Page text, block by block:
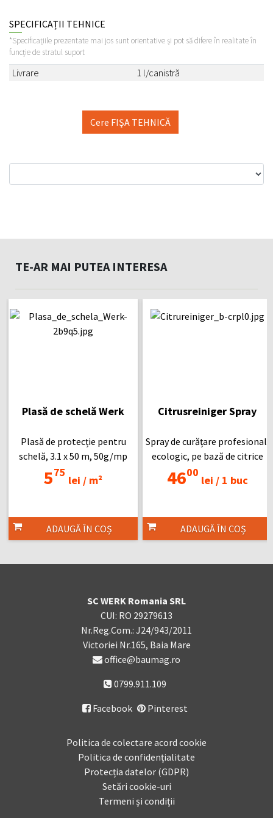
SPECIFICAȚII TEHNICE
*Specificațiile prezentate mai jos sunt orientative și pot să difere în realitate în
funcție de stratul suport
Livrare 1 l/canistră
Cere FIŞA TEHNICĂ
TE-AR MAI PUTEA INTERESA
Plasă de schelă Werk
Plasă de protecție pentru
schelă, 3.1 x 50 m, 50g/mp
575
lei / m²
ADAUGĂ ÎN COȘ
Citrusreiniger Spray
Spray de curățare profesional,
ecologic, pe bază de citrice
4600
lei /1 buc
ADAUGĂ ÎN COȘ
SC WERK Romania SRL
CUI: RO 29279613
Nr.Reg.Com.: J24/943/2011
Victoriei Nr.165, Baia Mare
office@baumag.ro
0799.911.109
 Facebook Pinterest
Politica de colectare acord cookie
Politica de confidențialitate
Protecția datelor (GDPR)
Setări cookie-uri
Termeni și condiții